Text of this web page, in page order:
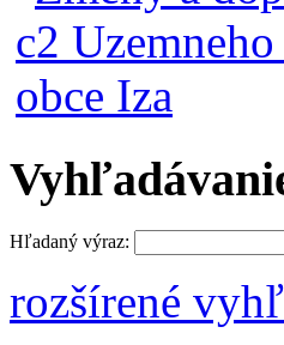
Hľadaný výraz:
rozšírené